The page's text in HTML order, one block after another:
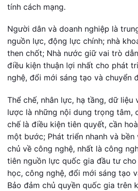
tính cách mạng.
Người dân và doanh nghiệp là
nguồn lực, động lực chính; nhà
then chốt; Nhà nước giữ vai trò
điều kiện thuận lợi nhất cho phát
nghệ, đổi mới sáng tạo và chuyển
Thể chế, nhân lực, hạ tầng, dữ liệu
lược là những nội dung trọng tâm,
chế là điều kiện tiên quyết, cần
một bước; Phát triển nhanh và
chủ về công nghệ, nhất là công
tiên nguồn lực quốc gia đầu tư
học, công nghệ, đổi mới sáng tạo
Bảo đảm chủ quyền quốc gia trên